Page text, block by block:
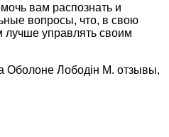
вам распознать и
вопросы, что, в свою
лучше управлять своим